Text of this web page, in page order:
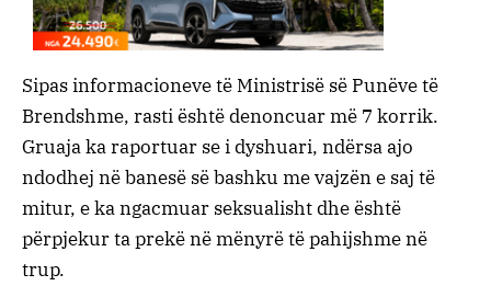
Sipas informacioneve të Ministrisë së Punëve të
Brendshme, rasti është denoncuar më 7 korrik.
Gruaja ka raportuar se i dyshuari, ndërsa ajo
ndodhej në banesë së bashku me vajzën e saj të
mitur, e ka ngacmuar seksualisht dhe është
përpjekur ta prekë në mënyrë të pahijshme në
trup.